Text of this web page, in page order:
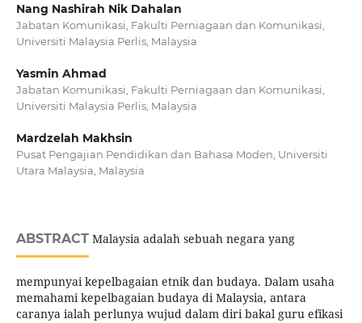
Nang Nashirah Nik Dahalan
Jabatan Komunikasi, Fakulti Perniagaan dan Komunikasi,
Universiti Malaysia Perlis, Malaysia
Yasmin Ahmad
Jabatan Komunikasi, Fakulti Perniagaan dan Komunikasi,
Universiti Malaysia Perlis, Malaysia
Mardzelah Makhsin
Pusat Pengajian Pendidikan dan Bahasa Moden, Universiti
Utara Malaysia, Malaysia
ABSTRACTMalaysia adalah sebuah negara yang
mempunyai kepelbagaian etnik dan budaya. Dalam usaha
memahami kepelbagaian budaya di Malaysia, antara
caranya ialah perlunya wujud dalam diri bakal guru efikasi